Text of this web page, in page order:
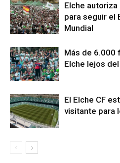
Elche
para seguir el
Mundial
Más de 6.000
Elche lejos
El Elche CF
visitante para